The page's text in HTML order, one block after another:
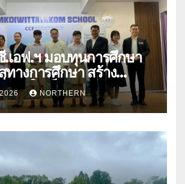
เอฟ.ฯ มอบทุนการศึกษา
ทางการศึกษา สร้าง
คงให้เด็กและเยาวชน
NORTHERN